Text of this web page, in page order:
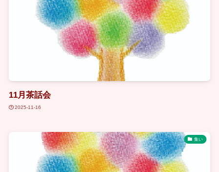
11月茶話会
2025-11-16
集い